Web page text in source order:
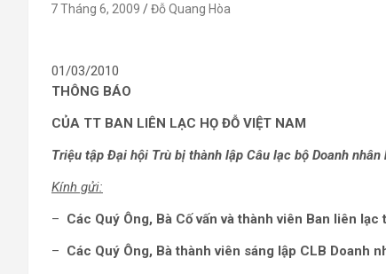
7 Tháng 6, 2009 Đỗ Quang Hòa
01/03/2010
THÔNG BÁO
CỦA TT BAN LIÊN LẠC HỌ ĐỖ VIỆT NAM
Triệu tập Đại hội Trù bị thành lập Câu lạc bộ Doanh
Kính gửi:
– Các Quý Ông, Bà Cố vấn và thành viên Ban liên
– Các Quý Ông, Bà thành viên sáng lập CLB Doanh